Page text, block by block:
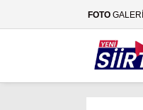
FOTO GALERİ